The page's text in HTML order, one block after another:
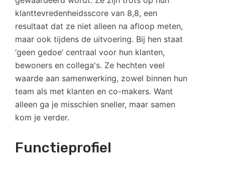
klanttevredenheidsscore van 8,8, een
resultaat dat ze niet alleen na afloop meten,
maar ook tijdens de uitvoering. Bij hen staat
‘geen gedoe’ centraal voor hun klanten,
bewoners en collega's. Ze hechten veel
waarde aan samenwerking, zowel binnen hun
team als met klanten en co-makers. Want
alleen ga je misschien sneller, maar samen
kom je verder.
Functieprofiel